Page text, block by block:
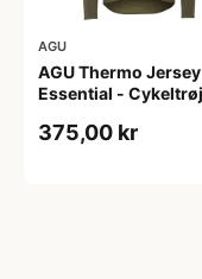
AGU
AGU Thermo Jersey
Essential -
XXL
375,00 kr